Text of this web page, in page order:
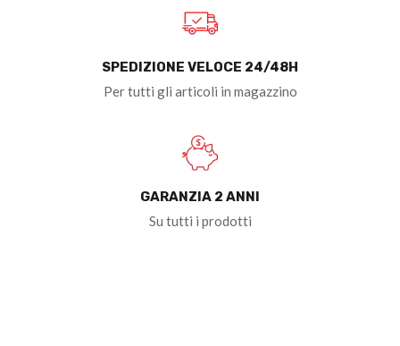
SPEDIZIONE VELOCE 24/48H
Per tutti gli articoli in magazzino
GARANZIA 2 ANNI
Su tutti i prodotti